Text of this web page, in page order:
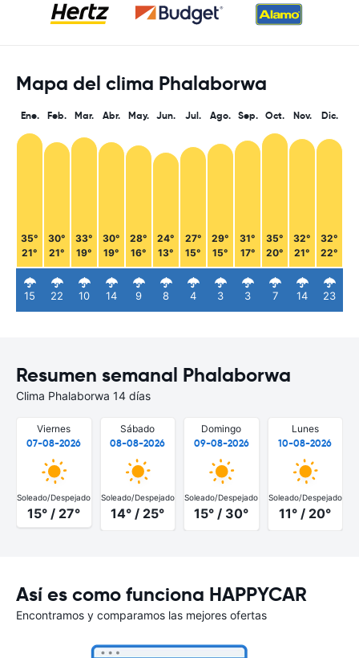
Mapa del clima Phalaborwa
Ene.
35°
21°
15
Feb.
30°
21°
22
Mar.
33°
19°
10
Abr.
30°
19°
14
May.
28°
16°
9
Jun.
24°
13°
8
Jul.
27°
15°
4
Ago.
29°
15°
3
Sep.
31°
17°
3
Oct.
35°
20°
7
Nov.
32°
21°
14
Dic.
32°
22°
23
Resumen semanal Phalaborwa
Clima Phalaborwa 14 días
Viernes
07-08-2026
Soleado/Despejado
15° / 27°
Sábado
08-08-2026
Soleado/Despejado
14° / 25°
Domingo
09-08-2026
Soleado/Despejado
15° / 30°
Lunes
10-08-2026
Soleado/Despejado
11° / 20°
Así es como funciona HAPPYCAR
Encontramos y comparamos las mejores ofertas